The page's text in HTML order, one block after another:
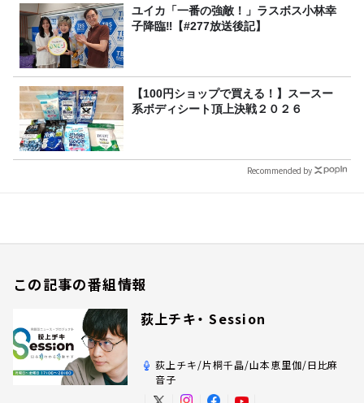
ユイカ「一番の強敵！」ラスボス小林幸
子降臨‼【#277放送後記】
【100円ショップで買える！】スースー
系ボディシート頂上決戦２０２６
Recommended by
この記事の番組情報
荻上チキ・ Session
荻上チキ/片桐千晶/山本恵里伽/日比麻
音子